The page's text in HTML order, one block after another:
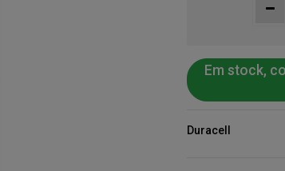
Em stock,
Duracell